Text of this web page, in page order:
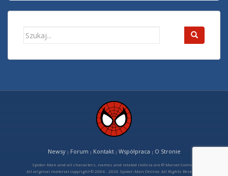
Search
Newsy| Forum | Kontakt| Współpraca | O Stronie
Spider-Man and all characters, names and related indicia are © Marvel Comics
All original material copyright © 2004 - 2026 Spider-Man Online. All Rights Reserved.